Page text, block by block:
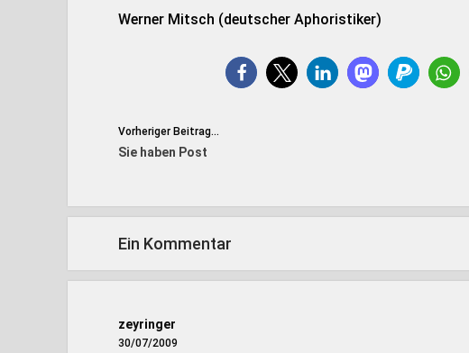
Werner Mitsch (deutscher Aphoristiker)
Vorheriger Beitrag...
Sie haben Post
Ein Kommentar
zeyringer
30/07/2009